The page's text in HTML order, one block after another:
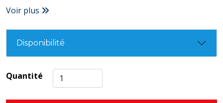
et de triple actionnement plat, philips et HEXAGONALE
Écrou double filet M-8+M-10 soudé
Températures maximales de travail -30º / 110º
Idéal pour la fixation de tuyaux lourds de cuivre, PVC et
acier
Voir plus
Disponibilité
Quantité